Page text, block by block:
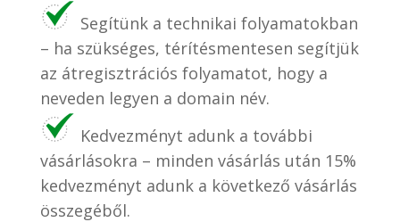
Segítünk a technikai folyamatokban
– ha szükséges, térítésmentesen segítjük
az átregisztrációs folyamatot, hogy a
neveden legyen a domain név.
Kedvezményt adunk a további
vásárlásokra – minden vásárlás után 15%
kedvezményt adunk a következő vásárlás
összegéből.